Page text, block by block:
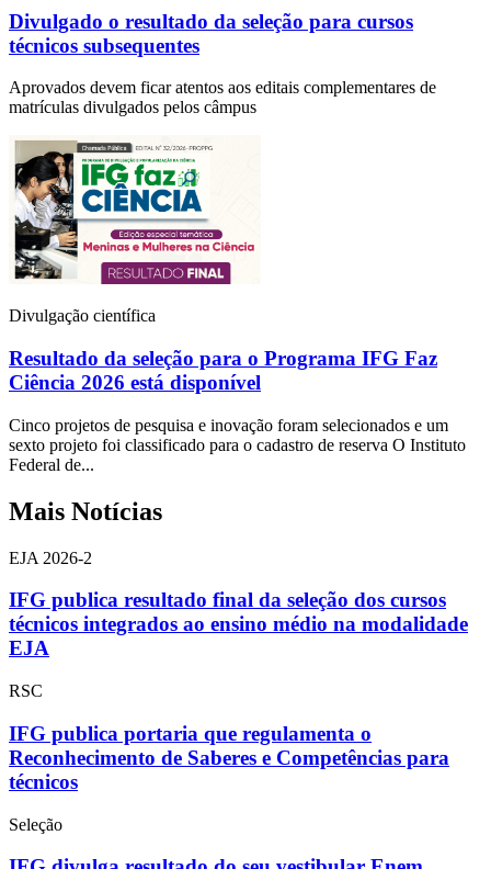
Divulgado o resultado da seleção para cursos
técnicos subsequentes
Aprovados devem ficar atentos aos editais complementares de
matrículas divulgados pelos câmpus
Divulgação científica
Resultado da seleção para o Programa IFG Faz
Ciência 2026 está disponível
Cinco projetos de pesquisa e inovação foram selecionados e um
sexto projeto foi classificado para o cadastro de reserva O Instituto
Federal de...
Mais Notícias
EJA 2026-2
IFG publica resultado final da seleção dos cursos
técnicos integrados ao ensino médio na modalidade
EJA
RSC
IFG publica portaria que regulamenta o
Reconhecimento de Saberes e Competências para
técnicos
Seleção